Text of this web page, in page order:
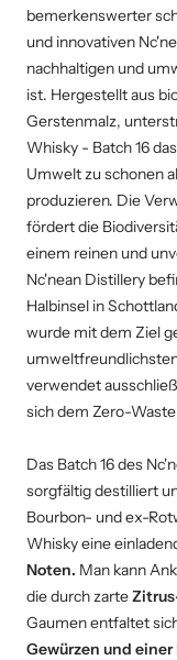
bemerkenswerter
und innovativen
nachhaltigen und
ist. Hergestellt aus
Gerstenmalz,
Whisky - Batch 16
Umwelt zu schonen
produzieren. Die
fördert die
einem reinen und
Nc'nean Distillery
Halbinsel in
wurde mit dem Ziel
verwendet
sich dem Zero-
Das Batch 16 des
sorgfältig destilliert
Bourbon- und ex-
Whisky eine
Noten. Man kann
die durch zarte
Gaumen entfaltet
Gewürzen und